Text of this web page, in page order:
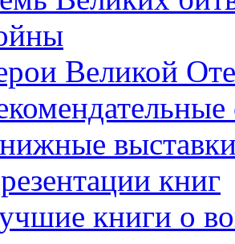
Великой
книг
книги о